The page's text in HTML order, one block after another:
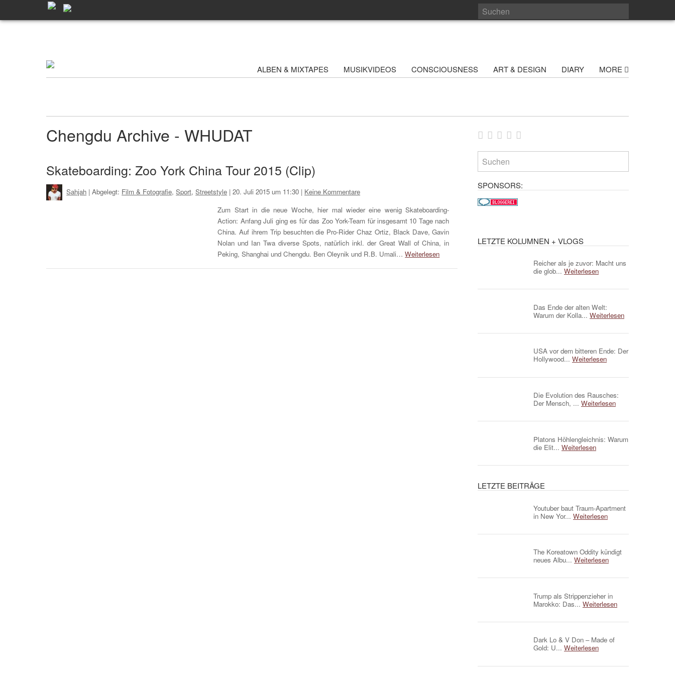
ALBEN & MIXTAPES MUSIKVIDEOS CONSCIOUSNESS ART & DESIGN DIARY MORE
Chengdu Archive - WHUDAT
Skateboarding: Zoo York China Tour 2015 (Clip)
Sahjah | Abgelegt: Film & Fotografie,Sport,Streetstyle |20. Juli 2015 um 11:30 | Keine Kommentare
Zum Start in die neue Woche, hier mal wieder eine wenig Skateboarding-
Action: Anfang Juli ging es für das Zoo York-Team für insgesamt 10 Tage nach
China. Auf ihrem Trip besuchten die Pro-Rider Chaz Ortiz, Black Dave, Gavin
Nolan und Ian Twa diverse Spots, natürlich inkl. der Great Wall of China, in
Peking, Shanghai und Chengdu. Ben Oleynik und R.B. Umali…Weiterlesen
SPONSORS:
LETZTE KOLUMNEN + VLOGS
Reicher als je zuvor: Macht uns
die glob... Weiterlesen
Das Ende der alten Welt:
Warum der Kolla... Weiterlesen
USA vor dem bitteren Ende: Der
Hollywood... Weiterlesen
Die Evolution des Rausches:
Der Mensch, ... Weiterlesen
Platons Höhlengleichnis: Warum
die Elit... Weiterlesen
LETZTE BEITRÄGE
Youtuber baut Traum-Apartment
in New Yor... Weiterlesen
The Koreatown Oddity kündigt
neues Albu... Weiterlesen
Trump als Strippenzieher in
Marokko: Das... Weiterlesen
Dark Lo & V Don – Made of
Gold: U... Weiterlesen